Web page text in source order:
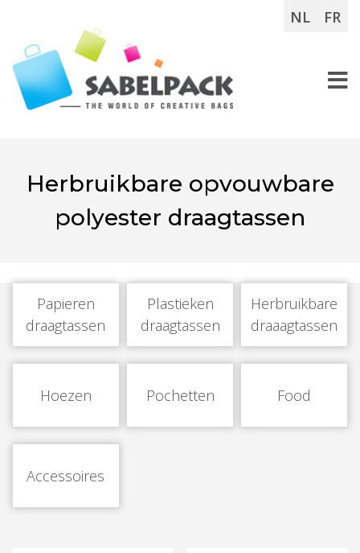
NL FR
Herbruikbare opvouwbare
polyester draagtassen
Papieren
draagtassen
Plastieken
draagtassen
Herbruikbare
draaagtassen
Hoezen Pochetten Food
Accessoires